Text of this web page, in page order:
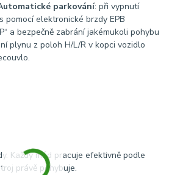
parkování: při vypnutí
pomocí elektronické brzdy EPB
a bezpečně zabrání jakémukoli pohybu
plynu z poloh H/L/R v kopci vozidlo
Každý mód pracuje efektivně podle
právě pohybuje.